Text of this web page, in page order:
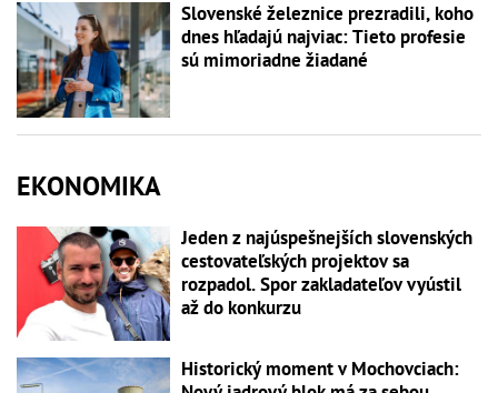
Slovenské železnice prezradili, koho
dnes hľadajú najviac: Tieto profesie
sú mimoriadne žiadané
EKONOMIKA
Jeden z najúspešnejších slovenských
cestovateľských projektov sa
rozpadol. Spor zakladateľov vyústil
až do konkurzu
Historický moment v Mochovciach: